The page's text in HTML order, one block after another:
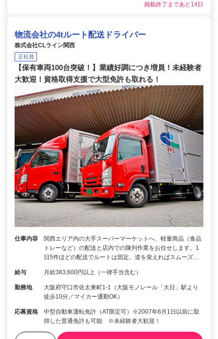
掲載終了まであと14日
物流会社の4tルート配送ドライバー
株式会社CLライン関西
正社員
【保有車両100台突破！】業績好調につき増員！未経験者
大歓迎！資格取得支援で大型免許も取れる！
仕事内容
関西エリア内の大手スーパーマーケットへ、軽量商品（食品
トレーなど）の配送と店内での陳列作業をお任せします。1
日5件ほどの配送でルートは固定。道を覚えればスムーズ…
給与 月給383,600円以上（一律手当含む）
勤務地
大阪府守口市佐太東町1-1（大阪モノレール「大日」駅より
徒歩10分／マイカー通勤OK）
応募資格
中型自動車運転免許（AT限定可）※2007年6月1日以前に取
得した普通免許も可能 ※未経験者大歓迎！